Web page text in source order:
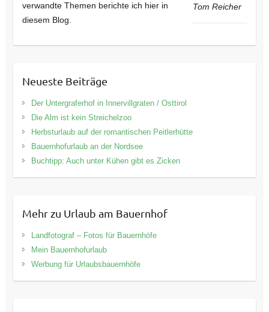
Tom Reicher
verwandte Themen berichte ich hier in
diesem Blog.
Neueste Beiträge
Der Untergraferhof in Innervillgraten / Osttirol
Die Alm ist kein Streichelzoo
Herbsturlaub auf der romantischen Peitlerhütte
Bauernhofurlaub an der Nordsee
Buchtipp: Auch unter Kühen gibt es Zicken
Mehr zu Urlaub am Bauernhof
Landfotograf – Fotos für Bauernhöfe
Mein Bauernhofurlaub
Werbung für Urlaubsbauernhöfe